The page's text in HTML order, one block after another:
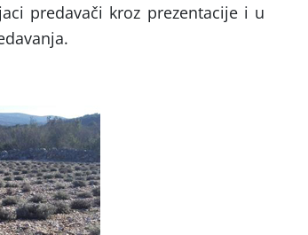
predavači kroz prezentacije i u